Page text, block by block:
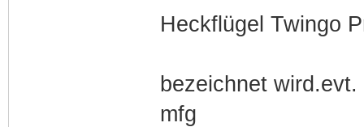
Heckflügel Twingo
bezeichnet
mfg